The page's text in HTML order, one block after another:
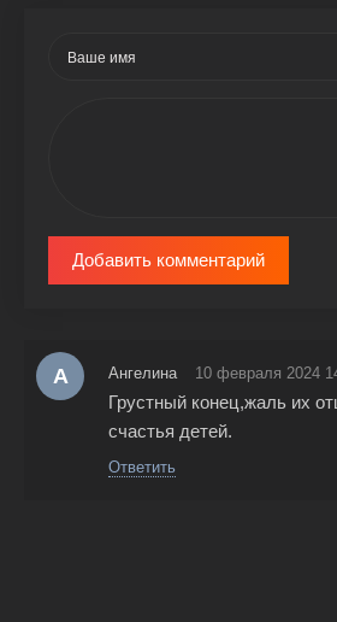
Добавить комментарий
А Ангелина 10 февраля 2024
Грустный конец,жаль их
счастья детей.
Ответить